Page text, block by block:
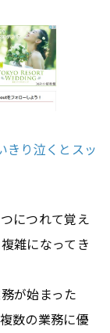
り泣くとスッ
につれて覚え
雑になってき
が始まった
数の業務に優